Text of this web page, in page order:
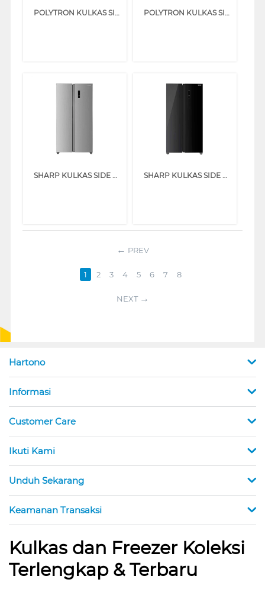
POLYTRON KULKAS SIDE BY SIDE REFRIGERATOR PRS455S POLYTRON KULKAS SIDE BY SIDE REFRIGERATOR PRS451Y
SHARP KULKAS SIDE BY SIDE REFRIGERATOR SJIS50MASL SHARP KULKAS SIDE BY SIDE REFRIGERATOR SJIS61GABK
PREV
1 2 3 4 5 6 7 8
NEXT
Hartono
Informasi
Customer Care
Ikuti Kami
Unduh Sekarang
Keamanan Transaksi
Kulkas dan Freezer Koleksi
Terlengkap & Terbaru